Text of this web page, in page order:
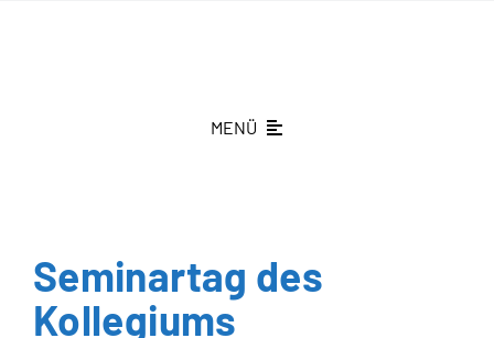
MENÜ
Schönenberg fördern
Seminartag des
Kollegiums